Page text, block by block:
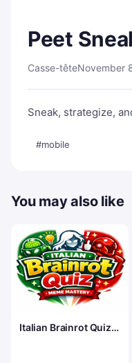
Peet
Casse-têteNovember
Sneak, strategize,
#mobile
You may also like
Italian Brainrot Quiz